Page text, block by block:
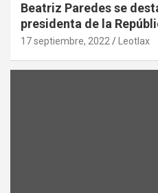
Beatriz Paredes se
presidenta de la
17 septiembre, 2022 Leotlax